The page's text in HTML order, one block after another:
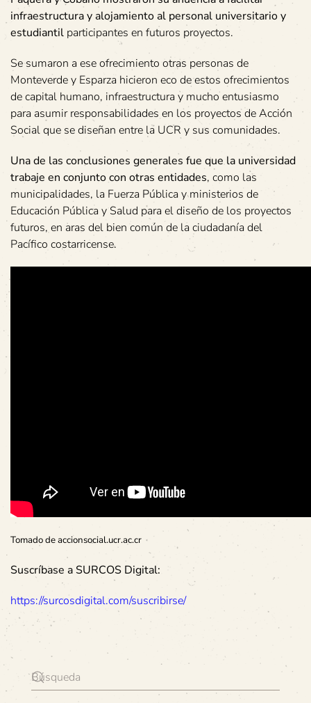
infraestructura y alojamiento al personal universitario y
estudiantil participantes en futuros proyectos.
Se sumaron a ese ofrecimiento otras personas de
Monteverde y Esparza hicieron eco de estos ofrecimientos
de capital humano, infraestructura y mucho entusiasmo
para asumir responsabilidades en los proyectos de Acción
Social que se diseñan entre la UCR y sus comunidades.
Una de las conclusiones generales fue que la universidad
trabaje en conjunto con otras entidades, como las
municipalidades, la Fuerza Pública y ministerios de
Educación Pública y Salud para el diseño de los proyectos
futuros, en aras del bien común de la ciudadanía del
Pacífico costarricense.
Tomado de accionsocial.ucr.ac.cr
Suscríbase a SURCOS Digital:
https://surcosdigital.com/suscribirse/